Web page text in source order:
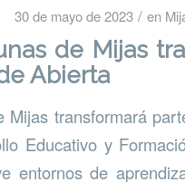
30 de mayo de 2023 / en
de Mijas
Abierta
Mijas transformará
Educativo y
entornos de